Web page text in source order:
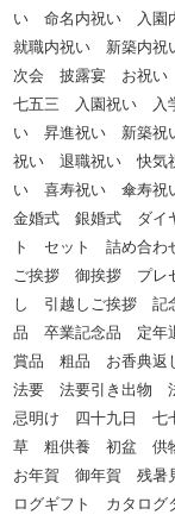
い 命名内祝い 入園
就職内祝い 新築内
次会 披露宴 お祝
七五三 入園祝い 入
い 昇進祝い 新築祝
祝い 退職祝い 快気
い 喜寿祝い 傘寿
金婚式 銀婚式 ダイ
ト セット 詰め合
ご挨拶 御挨拶 プ
し 引越しご挨拶
品 卒業記念品 定年
賞品 粗品 お香典
法要 法要引き出物
忌明け 四十九日 七
草 粗供養 初盆 供
お年賀 御年賀 残暑
ログギフト カタログ